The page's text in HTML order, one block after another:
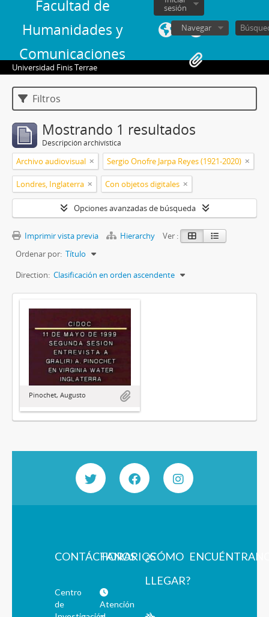
Facultad de
Humanidades y
Comunicaciones
sesión
Navegar
Universidad Finis Terrae
Filtros
Mostrando 1 resultados
Descripción archivística
Archivo audiovisual Sergio Onofre Jarpa Reyes (1921-2020)
Londres, Inglaterra Con objetos digitales
Opciones avanzadas de búsqueda
Imprimir vista previa Hierarchy
Ver :
Ordenar por: Título
Direction: Clasificación en orden ascendente
Pinochet, Augusto
CONTÁCTANOS
Centro
de
HORARIOS
Atención
¿CÓMO
LLEGAR?